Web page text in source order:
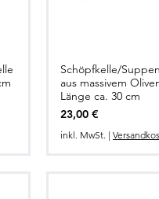
Schöpfkelle/
aus massivem
Länge ca. 30 cm
Preis
23,00 €
inkl. MwSt. |